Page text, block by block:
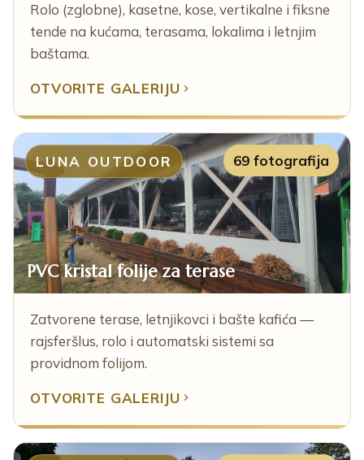
Rolo (zglobne), kasetne, kose, vertikalne i fiksne
tende na kućama, terasama, lokalima i letnjim
baštama.
OTVORITE GALERIJU
LUNA OUTDOOR 69 fotografija
PVC kristal folije za terase
Zatvorene terase, letnjikovci i bašte kafića —
rajsferšlus, rolo i automatski sistemi sa
providnom folijom.
OTVORITE GALERIJU